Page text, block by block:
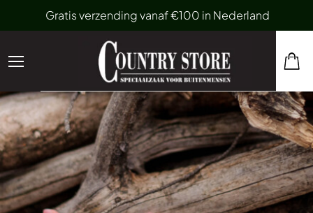
Gratis verzending vanaf €100 in Nederland